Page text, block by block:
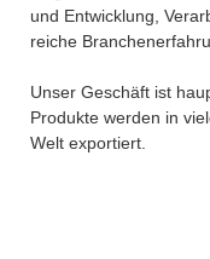
und Entwicklung,
reiche
Unser Geschäft ist
Produkte werden in
Welt exportiert.